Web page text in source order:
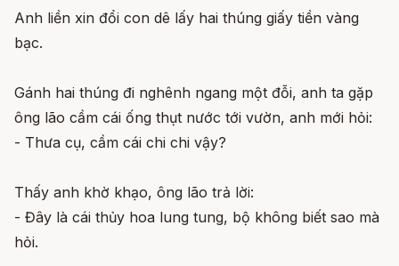
Anh liền xin đổi con dê lấy hai thúng giấy tiền vàng
bạc.
Gánh hai thúng đi nghênh ngang một đỗi, anh ta gặp
ông lão cầm cái ống thụt nước tới vườn, anh mới hỏi:
- Thưa cụ, cầm cái chi chi vậy?
Thấy anh khờ khạo, ông lão trả lời:
- Đây là cái thủy hoa lung tung, bộ không biết sao mà
hỏi.